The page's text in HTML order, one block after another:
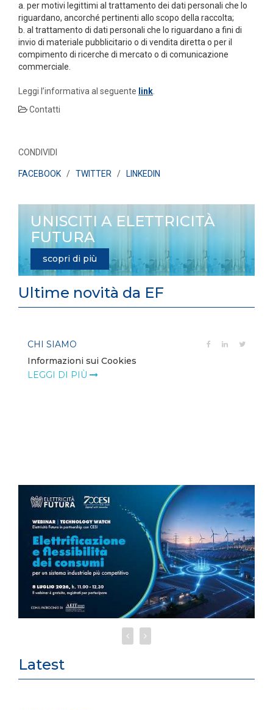
a. per motivi legittimi al trattamento dei dati personali che lo
riguardano, ancorché pertinenti allo scopo della raccolta;
b. al trattamento di dati personali che lo riguardano a fini di
invio di materiale pubblicitario o di vendita diretta o per il
compimento di ricerche di mercato o di comunicazione
commerciale.
Leggi l’informativa al seguente link
Contatti
CONDIVIDI
FACEBOOK / TWITTER / LINKEDIN
UNISCITI A ELETTRICITÀ
FUTURA
scopri di più
Ultime novità da EF
CHI SIAMO
Informazioni sui Cookies
LEGGI DI PIÙ
Latest